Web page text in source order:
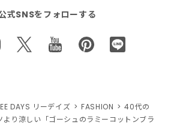
式SNSをフォローする
DAYS リーデイズ FASHION
40代の
り涼しい「ゴーシュのラミーコットンブラ